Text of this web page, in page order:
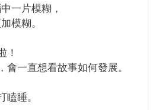
一片模糊，
模糊。
！
會一直想看故事如何發展。
睡。